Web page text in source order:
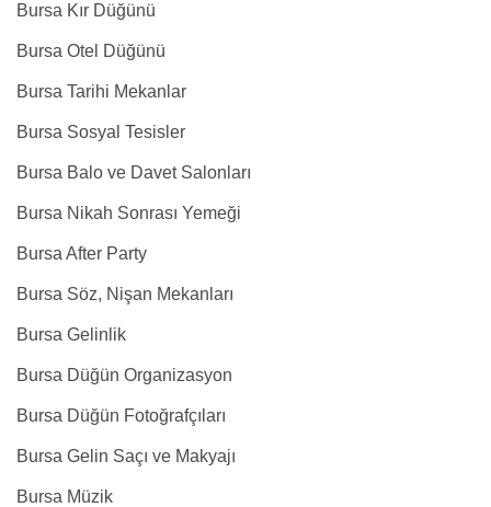
Bursa Kır Düğünü
Bursa Otel Düğünü
Bursa Tarihi Mekanlar
Bursa Sosyal Tesisler
Bursa Balo ve Davet Salonları
Bursa Nikah Sonrası Yemeği
Bursa After Party
Bursa Söz, Nişan Mekanları
Bursa Gelinlik
Bursa Düğün Organizasyon
Bursa Düğün Fotoğrafçıları
Bursa Gelin Saçı ve Makyajı
Bursa Müzik